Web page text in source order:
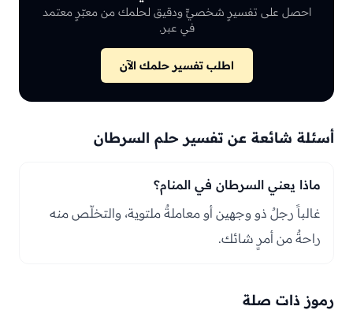
احصل على تفسيرٍ شخصيٍّ ودقيق لحلمك من معبّرٍ معتمد
في عبر.
اطلب تفسير حلمك الآن
أسئلة شائعة عن تفسير حلم السرطان
ماذا يعني السرطان في المنام؟
غالباً رجلٌ ذو وجهين أو معاملةٌ ملتوية، والتخلّص منه
راحةٌ من أمرٍ شائك.
رموز ذات صلة